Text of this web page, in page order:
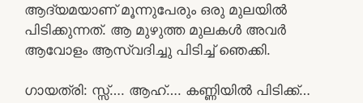
ആദ്യമയാണ് മൂന്നുപേരും ഒരു മുലയിൽ
പിടിക്കുന്നത്. ആ മുഴുത്ത മുലകൾ അവർ
ആവോളം ആസ്വദിച്ചു പിടിച്ച് ഞെക്കി.
ഗായത്രി: സ്സ്‌…. ആഹ്…. കണ്ണിയിൽ പിടിക്ക്…